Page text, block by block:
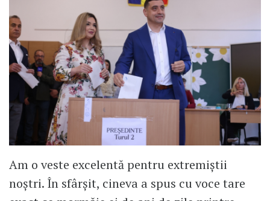
Am o veste excelentă pentru extremiștii
noștri. În sfârșit, cineva a spus cu voce tare